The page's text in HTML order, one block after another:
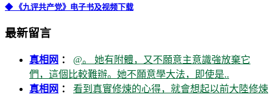
◆ 《九评共产党》电子书及视频下载
最新留言
真相网 ： @。 她有附體，又不願意主意識強放棄它
們，這個比較難辦。她不願意學大法，即使是..
真相网 ： 看到真實修煉的心得，就會想起以前大陸修煉